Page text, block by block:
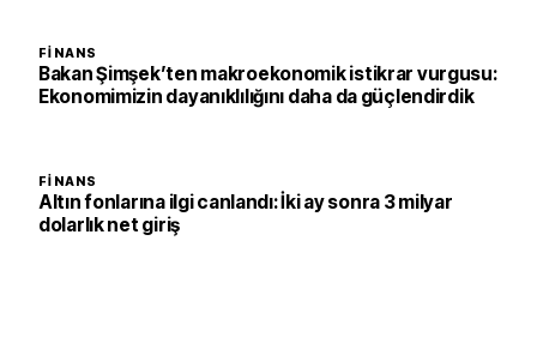
FINANS
Bakan Şimşek’ten makroekonomik istikrar vurgusu:
Ekonomimizin dayanıklılığını daha da güçlendirdik
FINANS
Altın fonlarına ilgi canlandı: İki ay sonra 3 milyar
dolarlık net giriş